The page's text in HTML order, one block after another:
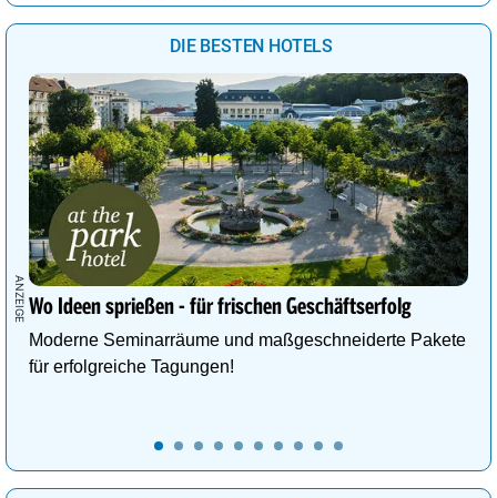
DIE BESTEN HOTELS
Wo Ideen sprießen - für frischen Geschäftserfolg
Moderne Seminarräume und maßgeschneiderte Pakete
für erfolgreiche Tagungen!